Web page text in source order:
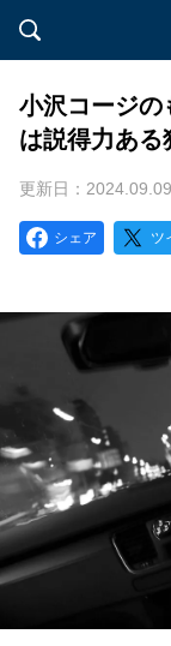
小沢コージの
は説得力ある
更新日：2024.09.09
シェア ツ